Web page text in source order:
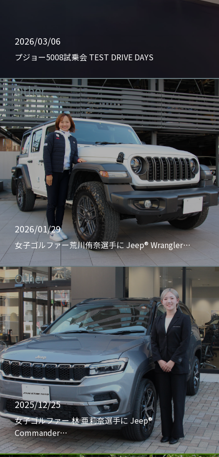
2026/03/06
プジョー5008試乗会 TEST DRIVE DAYS
Other
2026/01/29
女子ゴルファー荒川侑奈選手に Jeep® Wrangler…
Other
2025/12/25
女子ゴルファー 林 亜莉奈選手に Jeep®
Commander…